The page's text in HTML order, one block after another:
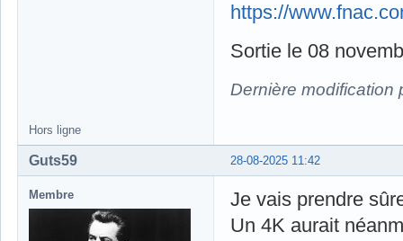
https://
Sortie le 08
Dernière modification
Hors ligne
28-08-2025 11:42
Guts59
Membre
Je vais prendre
Un 4K aurait